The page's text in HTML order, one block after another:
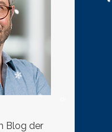
Blog der